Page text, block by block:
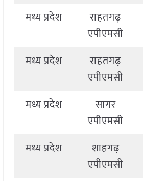
मध्य प्रदेश
राहतगढ़
एपीएमसी
मध्य प्रदेश
राहतगढ़
एपीएमसी
मध्य प्रदेश
सागर
एपीएमसी
मध्य प्रदेश
शाहगढ़
एपीएमसी